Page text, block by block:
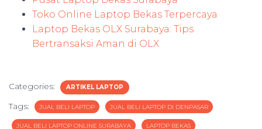
Toko Online Laptop Bekas Terpercaya
Laptop Bekas OLX Surabaya: Tips
Bertransaksi Aman di OLX
Categories: ARTIKEL LAPTOP
Tags: JUAL BELI LAPTOP JUAL BELI LAPTOP DI DENPASAR
JUAL BELI LAPTOP ONLINE SURABAYA LAPTOP BEKAS